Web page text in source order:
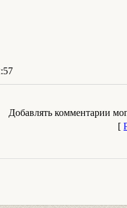
Добавлять комментарии
[